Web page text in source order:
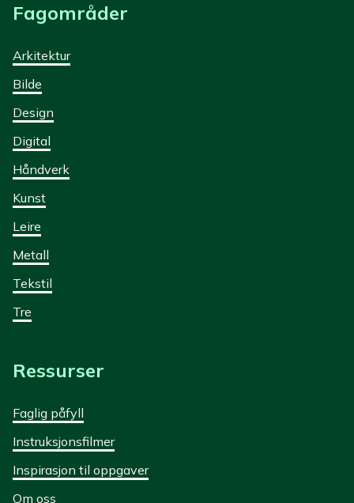
Fagområder
Arkitektur
Bilde
Design
Digital
Håndverk
Kunst
Leire
Metall
Tekstil
Tre
Ressurser
Faglig påfyll
Instruksjonsfilmer
Inspirasjon til oppgaver
Om oss